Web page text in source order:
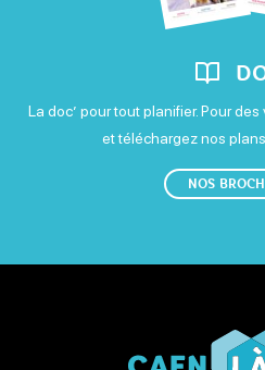
La doc’ pour tout planifier. Pour
et téléchargez nos
NOS